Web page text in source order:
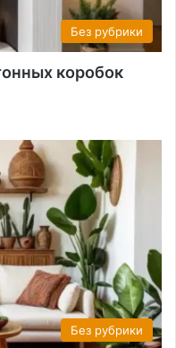
Без рубрики
коробок
Без рубрики